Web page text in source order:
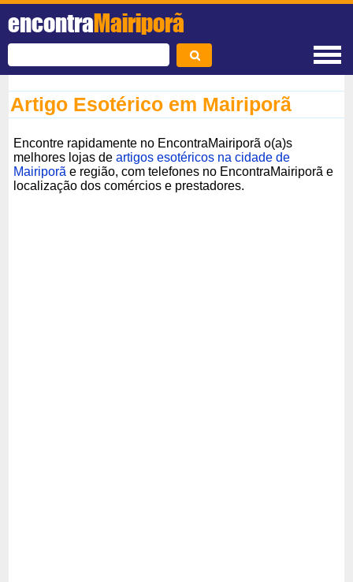
encontraMairiporã
Artigo Esotérico em Mairiporã
Encontre rapidamente no EncontraMairiporã o(a)s
melhores lojas deartigos esotéricos na cidade de
Mairiporã e região, com telefones no EncontraMairiporã e
localização dos comércios e prestadores.